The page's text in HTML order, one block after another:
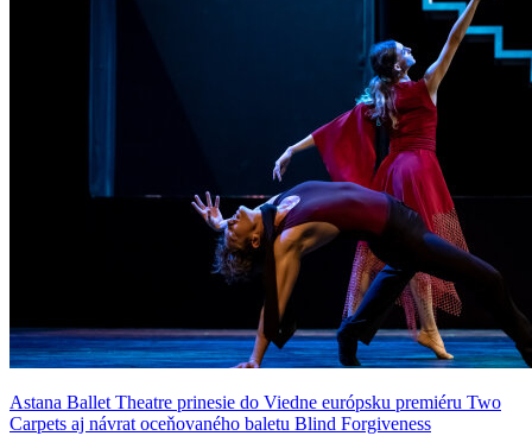
Astana Ballet Theatre prinesie do Viedne európsku premiéru Two
Carpets aj návrat oceňovaného baletu Blind Forgiveness